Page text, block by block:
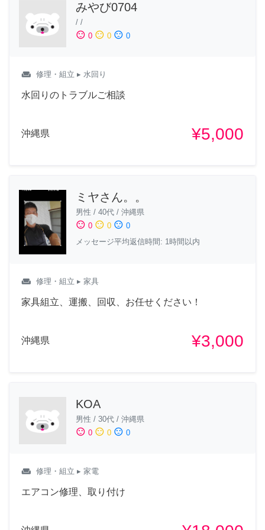
みやび0704
/ /
sentiment_satisfied 0 sentiment_neutral 0 sentiment_dissatisfied 0
weekend 修理・組立 ▸ 水回り
水回りのトラブルご相談
沖縄県 ¥5,000
ミヤさん。。
男性 / 40代 / 沖縄県
sentiment_satisfied 0 sentiment_neutral 0 sentiment_dissatisfied 0
メッセージ平均返信時間: 1時間以内
weekend 修理・組立 ▸ 家具
家具組立、運搬、回収、お任せください！
沖縄県 ¥3,000
KOA
男性 / 30代 / 沖縄県
sentiment_satisfied 0 sentiment_neutral 0 sentiment_dissatisfied 0
weekend 修理・組立 ▸ 家電
エアコン修理、取り付け